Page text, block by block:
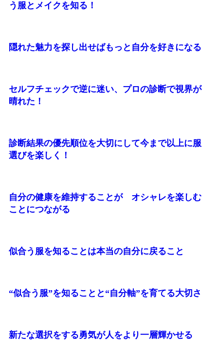
う服とメイクを知る！
隠れた魅力を探し出せばもっと自分を好きになる
セルフチェックで逆に迷い、プロの診断で視界が
晴れた！
診断結果の優先順位を大切にして今まで以上に服
選びを楽しく！
自分の健康を維持することが オシャレを楽しむ
ことにつながる
似合う服を知ることは本当の自分に戻ること
“似合う服”を知ることと“自分軸”を育てる大切さ
新たな選択をする勇気が人をより一層輝かせる